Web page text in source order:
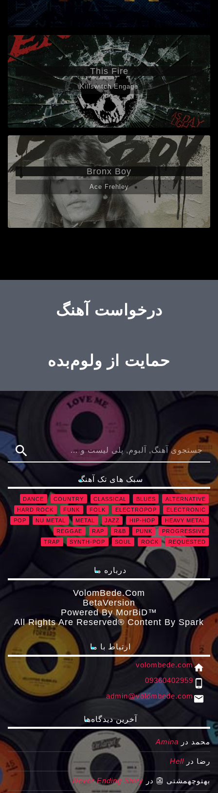
This Fire
Killswitch Engage
Bronx Boy
Ace Frehley
درخواست آهنگ
حمایت از ولوم‌بده
search
سبک های تک آهنگ
ALTERNATIVE
BLUES
CLASSICAL
COUNTRY
DANCE
ELECTRONIC
ELECTROPOP
FOLK
FUNK
HARD ROCK
HEAVY METAL
HIP-HOP
JAZZ
METAL
NU METAL
POP
PROGRESSIVE
PUNK
R&B
RAP
REGGAE
REQUESTED
ROCK
SOUL
SYNTH-POP
TRAP
درباره ما
VolomBede.com
ΒetaVersion
Powered By MorBiD™
All Rights Are Reserved® Content By Spark
ارتباط با ما
home
volombede.com
phone_android
09360402959
email
admin@volombede.com
آخرین دیدگاه‌ها
محمد در Amina
رضا در Hell
بهتوچهمشتی 👺 در Never Ending Story